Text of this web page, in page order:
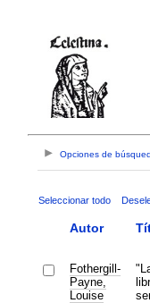
Opciones de
Seleccionar todo
Autor
Fothergill-
Payne,
Louise